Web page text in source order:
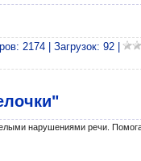
2174 | Загрузок: 92 |
нарушениями речи.